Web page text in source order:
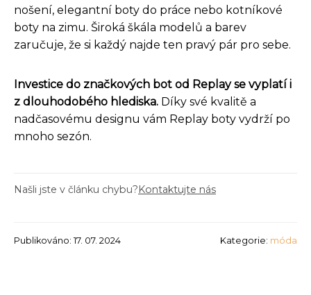
nošení, elegantní boty do práce nebo kotníkové
boty na zimu. Široká škála modelů a barev
zaručuje, že si každý najde ten pravý pár pro sebe.
Investice do značkových bot od Replay se vyplatí i
z dlouhodobého hlediska. Díky své kvalitě a
nadčasovému designu vám Replay boty vydrží po
mnoho sezón.
Našli jste v článku chybu?Kontaktujte nás
Publikováno: 17. 07. 2024 Kategorie: móda